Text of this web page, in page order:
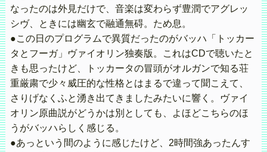
なったのは外見だけで、音楽は変わらず豊潤でアグレッ
シヴ、ときには幽玄で融通無碍。ため息。
●この日のプログラムで異質だったのがバッハ「トッカー
タとフーガ」ヴァイオリン独奏版。これはCDで聴いたと
きも思ったけど、トッカータの冒頭がオルガンで知る荘
重厳粛で少々威圧的な性格とはまるで違って聞こえて、
さりげなくふと湧き出てきましたみたいに響く。ヴァイ
オリン原曲説がどうかは別としても、よほどこちらのほ
うがバッハらしく感じる。
●あっという間のように感じたけど、2時間強あったんす